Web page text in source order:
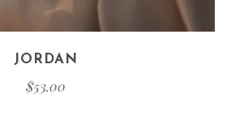
JORDAN
$53.00